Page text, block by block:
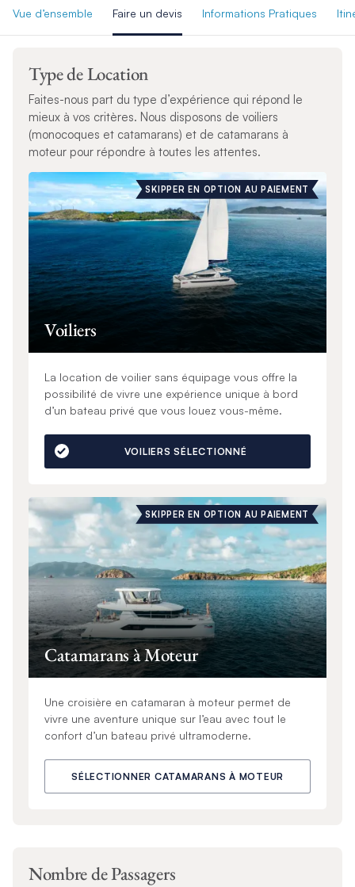
Vue d’ensemble Faire un devis Informations Pratiques
Type de Location
Faites-nous part du type d’expérience qui répond le
mieux à vos critères. Nous disposons de voiliers
(monocoques et catamarans) et de catamarans à
moteur pour répondre à toutes les attentes.
SKIPPER EN OPTION AU PAIEMENT
Voiliers
La location de voilier sans équipage vous offre la
possibilité de vivre une expérience unique à bord
d’un bateau privé que vous louez vous-même.
VOILIERS SÉLECTIONNÉ
SKIPPER EN OPTION AU PAIEMENT
Catamarans à Moteur
Une croisière en catamaran à moteur permet de
vivre une aventure unique sur l’eau avec tout le
confort d’un bateau privé ultramoderne.
SÉLECTIONNER CATAMARANS À MOTEUR
Nombre de Passagers